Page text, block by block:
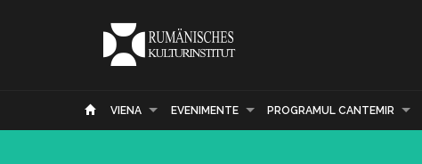
VIENA EVENIMENTE PROGRAMUL CANTEMIR